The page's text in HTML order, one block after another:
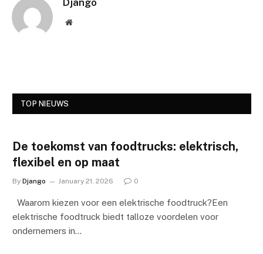
Website
TOP NIEUWS
De toekomst van foodtrucks: elektrisch,
flexibel en op maat
By Django January 21, 2026 0
Waarom kiezen voor een elektrische foodtruck?Een
elektrische foodtruck biedt talloze voordelen voor
ondernemers in…